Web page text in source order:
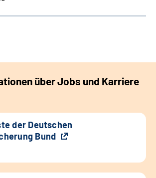
über Jobs und Karriere
der Deutschen
Bund